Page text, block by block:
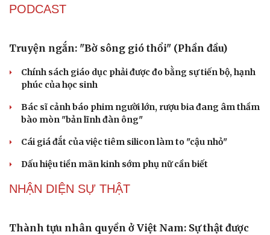
PODCAST
Truyện ngắn: "Bờ sông gió thổi" (Phần đầu)
Chính sách giáo dục phải được đo bằng sự tiến bộ, hạnh
phúc của học sinh
Bác sĩ cảnh báo phim người lớn, rượu bia đang âm thầm
bào mòn "bản lĩnh đàn ông"
Cái giá đắt của việc tiêm silicon làm to "cậu nhỏ"
Dấu hiệu tiền mãn kinh sớm phụ nữ cần biết
NHẬN DIỆN SỰ THẬT
Thành tựu nhân quyền ở Việt Nam: Sự thật được